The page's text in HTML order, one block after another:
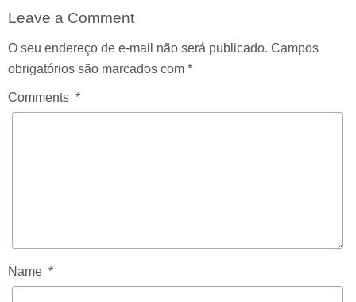
Leave a Comment
O seu endereço de e-mail não será publicado. Campos
obrigatórios são marcados com *
Comments *
Name *